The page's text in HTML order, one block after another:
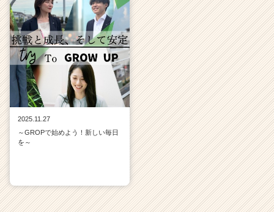
2025.11.27
～GROPで始めよう！新しい毎日
を～